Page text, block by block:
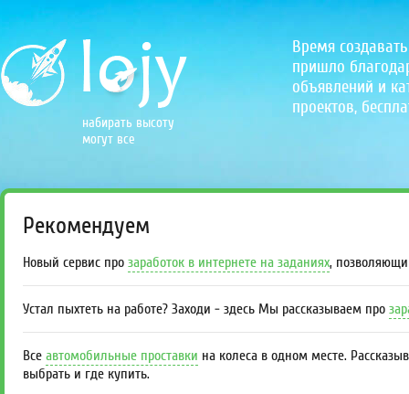
набирать высоту
могут все
Время
пришло
объявлений и
проектов,
Рекомендуем
Новый сервис про заработок в интернете на заданиях,
Устал пыхтеть на работе? Заходи - здесь Мы рассказываем про
Все автомобильные проставки на колеса в одном месте.
выбрать и где купить.